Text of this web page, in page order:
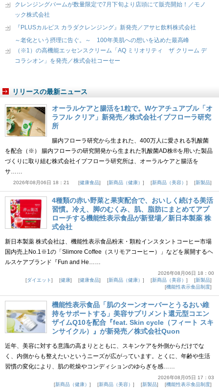
クレンジングバームが数量限定で7月下旬より店頭にて販売開始！／モノ
ック株式会社
『PLUSカルピス カラダクレンジング』新発売／アサヒ飲料株式会社
～老化という摂理に告ぐ。～ 100年美肌への想いを込めた最高峰
（※1）の高機能エッセンスクリーム「AQ ミリオリティ ザ クリーム デ
コラシオン」を発売／株式会社コーセー
リリースの最新ニュース
オーラルケアと腸活を1粒で。Wケアチュアブル「オ
ラフル クリア」新発売／株式会社イブフローラ研究
所
腸内フローラ研究から生まれた、400万人に愛される乳酸菌
を配合（※） 腸内フローラの研究開発から生まれた乳酸菌AD株®を用いた製品
づくりに取り組む株式会社イブフローラ研究所は、オーラルケアと腸活を
サ……
2026年08月06日 18：21 健康食品 新商品（健康） 新商品（美容） 新製品
4種類の赤い野菜と果実配合で、おいしく続ける美活
習慣。冷え、脚のむくみ、肌、脂肪にまとめてアプ
ローチする機能性表示食品が新登場／新日本製薬 株
式会社
新日本製薬 株式会社は、機能性表示食品粉末・顆粒インスタントコーヒー市場
国内売上No.1※1の「Slimore Coffee（スリモアコーヒー）」などを展開するヘ
ルスケアブランド『Fun and He……
2026年08月06日 18：00
ダイエット
健康 健康食品 新商品（健康） 新商品（美容）
新製品
機能性表示食品制度
機能性表示食品「肌のターンオーバーとうるおい維
持をサポートする」美容サプリメント還元型コエン
ザイムQ10を配合『feat. Skin cycle（フィート スキ
ンサイクル）』が新発売／株式会社Quon
近年、美容に対する意識の高まりとともに、スキンケアを外側からだけでな
く、内側からも整えたいというニーズが広がっています。とくに、年齢や生活
習慣の変化により、肌の乾燥やコンディションのゆらぎを感……
2026年08月05日 17：03
新商品（健康）
新商品（美容） 新製品 機能性表示食品制度